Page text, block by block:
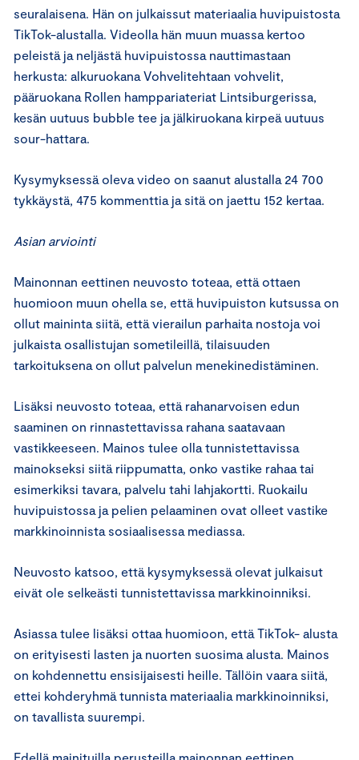
seuralaisena. Hän on julkaissut materiaalia huvipuistosta
TikTok-alustalla. Videolla hän muun muassa kertoo
peleistä ja neljästä huvipuistossa nauttimastaan
herkusta: alkuruokana Vohvelitehtaan vohvelit,
pääruokana Rollen hamppariateriat Lintsiburgerissa,
kesän uutuus bubble tee ja jälkiruokana kirpeä uutuus
sour-hattara.
Kysymyksessä oleva video on saanut alustalla 24 700
tykkäystä, 475 kommenttia ja sitä on jaettu 152 kertaa.
Asian arviointi
Mainonnan eettinen neuvosto toteaa, että ottaen
huomioon muun ohella se, että huvipuiston kutsussa on
ollut maininta siitä, että vierailun parhaita nostoja voi
julkaista osallistujan sometileillä, tilaisuuden
tarkoituksena on ollut palvelun menekinedistäminen.
Lisäksi neuvosto toteaa, että rahanarvoisen edun
saaminen on rinnastettavissa rahana saatavaan
vastikkeeseen. Mainos tulee olla tunnistettavissa
mainokseksi siitä riippumatta, onko vastike rahaa tai
esimerkiksi tavara, palvelu tahi lahjakortti. Ruokailu
huvipuistossa ja pelien pelaaminen ovat olleet vastike
markkinoinnista sosiaalisessa mediassa.
Neuvosto katsoo, että kysymyksessä olevat julkaisut
eivät ole selkeästi tunnistettavissa markkinoinniksi.
Asiassa tulee lisäksi ottaa huomioon, että TikTok- alusta
on erityisesti lasten ja nuorten suosima alusta. Mainos
on kohdennettu ensisijaisesti heille. Tällöin vaara siitä,
ettei kohderyhmä tunnista materiaalia markkinoinniksi,
on tavallista suurempi.